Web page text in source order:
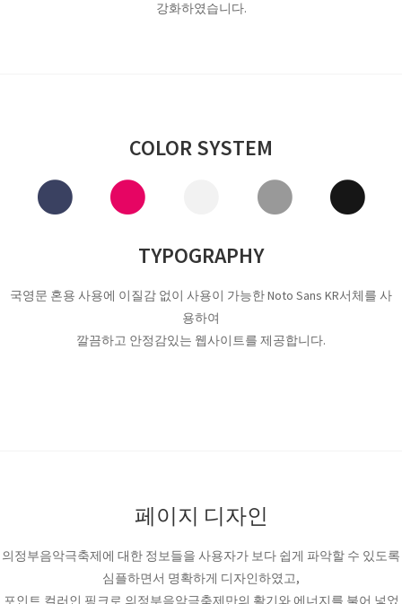
강화하였습니다.
COLOR SYSTEM
TYPOGRAPHY
국영문 혼용 사용에 이질감 없이 사용이 가능한 Noto Sans KR서체를 사
용하여
깔끔하고 안정감있는 웹사이트를 제공합니다.
페이지 디자인
의정부음악극축제에 대한 정보들을 사용자가 보다 쉽게 파악할 수 있도록
심플하면서 명확하게 디자인하였고,
포인트 컬러인 핑크로 의정부음악극축제만의 활기와 에너지를 불어 넣었